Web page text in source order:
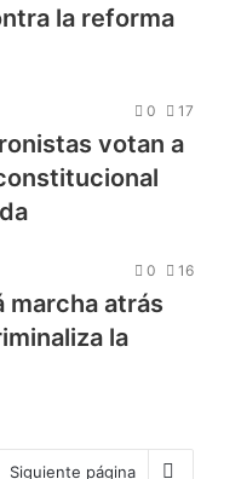
la reforma
0 17
votan a
0 16
marcha atrás
la
Siguiente página